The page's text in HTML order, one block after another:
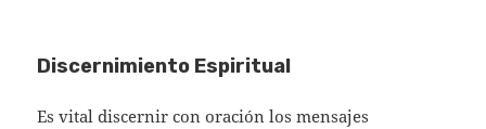
Discernimiento Espiritual
Es vital discernir con oración los mensajes